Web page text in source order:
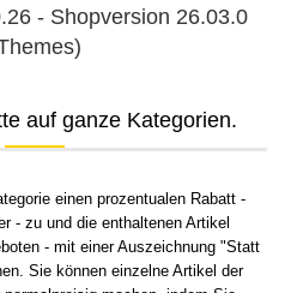
- Shopversion 26.03.0
auf ganze Kategorien.
einen prozentualen Rabatt -
- zu und die enthaltenen Artikel
- mit einer Auszeichnung "Statt
Sie können einzelne Artikel der